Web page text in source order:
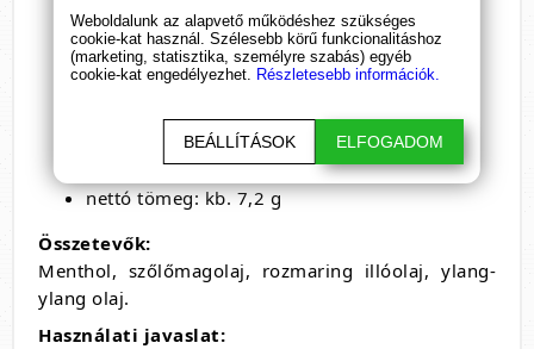
ylang-ylang olajjal
menthol tartalommal
rozmaring illóolajjal és szőlőmagolajjal
virágos, egzotikus, karakteres illatvilág
praktikus, könnyen hordozható kiszerelés
egyszerű használat a mindennapokban
nettó tömeg: kb. 7,2 g
Összetevők:
Menthol, szőlőmagolaj, rozmaring illóolaj, ylang-
ylang olaj.
Használati javaslat:
Weboldalunk az alapvető működéshez szükséges
cookie-kat használ. Szélesebb körű funkcionalitáshoz
(marketing, statisztika, személyre szabás) egyéb
cookie-kat engedélyezhet. Részletesebb információk.
BEÁLLÍTÁSOK ELFOGADOM